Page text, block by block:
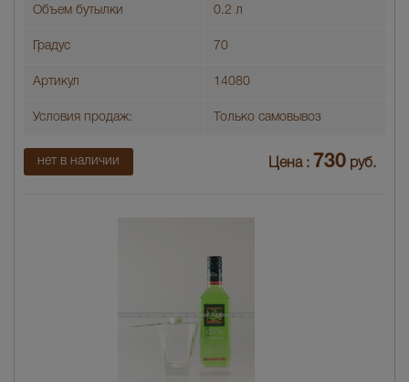
Объем бутылки 0.2 л
Градус 70
Артикул 14080
Условия продаж: Только самовывоз
нет в наличии Цена : 730 руб.